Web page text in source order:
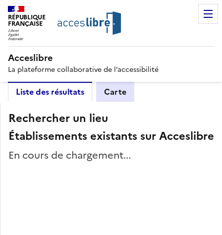
RÉPUBLIQUE
FRANÇAISE
Acceslibre
La plateforme collaborative de l’accessibilité
Liste des résultats Carte
Rechercher un lieu
Établissements existants sur Acceslibre
En cours de chargement...